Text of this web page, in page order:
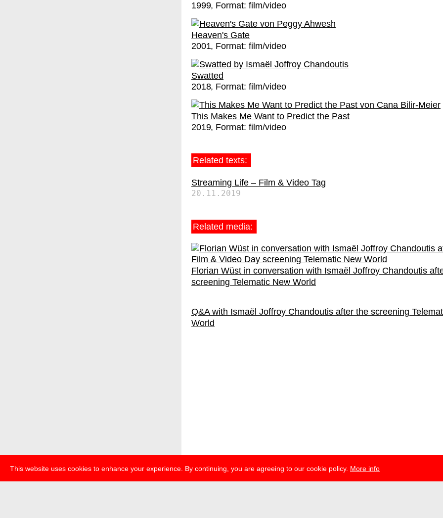
This website uses cookies to enhance your experience. By continuing, you are agreeing to our cookie policy. More info
1999 Format: film/video
Heaven's Gate
2001 Format: film/video
Swatted
2018 Format: film/video
This Makes Me Want to Predict the Past
2019 Format: film/video
Related texts:
Streaming Life – Film & Video Tag
20.11.2019
Related media:
Florian Wüst in conversation with Ismaël Joffroy Chandoutis
screening Telematic New World
Q&A with Ismaël Joffroy Chandoutis after the screening
World